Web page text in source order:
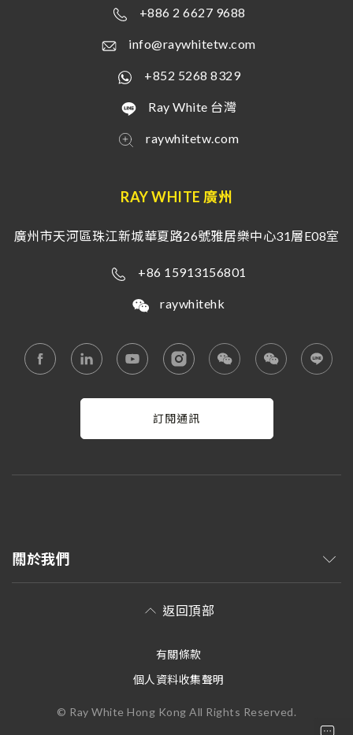
+886 2 6627 9688
info@raywhitetw.com
+852 5268 8329
Ray White 台灣
raywhitetw.com
RAY WHITE 廣州
廣州市天河區珠江新城華夏路26號雅居樂中心31層E08室
+86 15913156801
raywhitehk
訂閱通訊
關於我們
返回頂部
有關條款
個人資料收集聲明
© Ray White Hong Kong All Rights Reserved.